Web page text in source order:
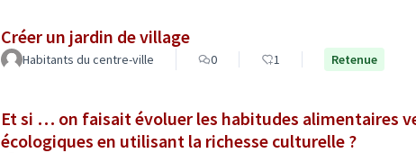
Créer un jardin de village
Habitants du centre-ville 0 1 Retenue
Et si … on faisait évoluer les habitudes alimentaires
écologiques en utilisant la richesse culturelle ?